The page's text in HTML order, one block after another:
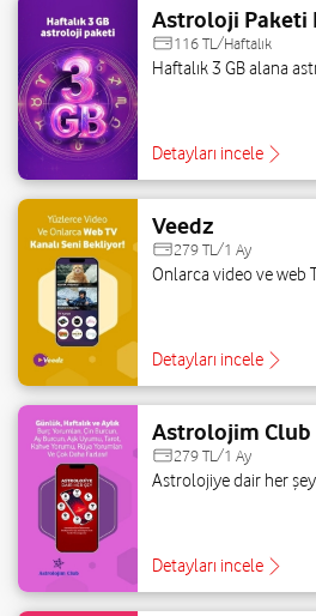
Astroloji Paketi
116 TL/Haftalık
Haftalık 3 GB alana
Detayları incele
Veedz
279 TL/1 Ay
Onlarca video ve web
Detayları incele
Astrolojim Club
279 TL/1 Ay
Astrolojiye dair her
Detayları incele